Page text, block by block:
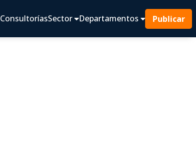
ConsultoríasSector Departamentos Publicar